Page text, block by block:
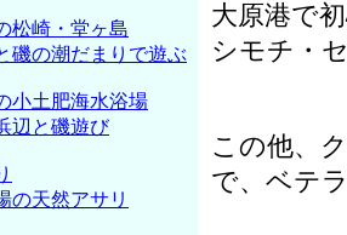
大原港で
シモチ・
この他、
で、ベテ
松崎・堂ヶ島
磯の潮だまりで遊ぶ
小土肥海水浴場
辺と磯遊び
の天然アサリ